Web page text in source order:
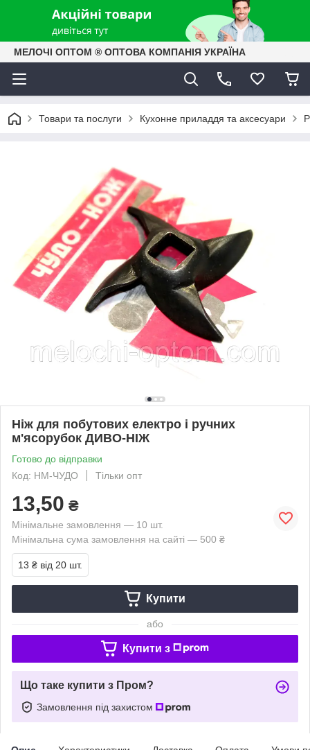
МЕЛОЧІ ОПТОМ ® ОПТОВА КОМПАНІЯ УКРАЇНА
Товари та послуги Кухонне приладдя та аксесуари
Ніж для побутових електро і ручних
м'ясорубок ДИВО-НІЖ
Готово до відправки
Код: НМ-ЧУДО
Тільки опт
13,50 ₴
Мінімальне замовлення — 10 шт.
Мінімальна сума замовлення на сайті — 500 ₴
13 ₴ від 20 шт.
Купити
або
Купити з
Що таке купити з Пром?
Замовлення під захистом